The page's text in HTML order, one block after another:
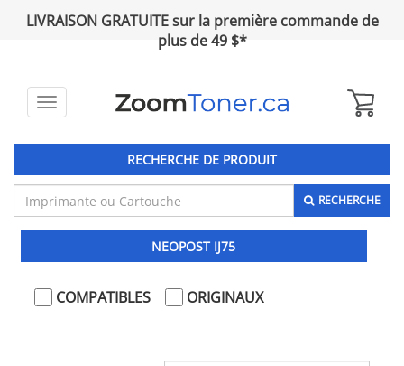
LIVRAISON GRATUITE sur la première commande de
plus de 49 $*
Toggle
RECHERCHE DE PRODUIT
RECHERCHE
NEOPOST IJ75
COMPATIBLES ORIGINAUX